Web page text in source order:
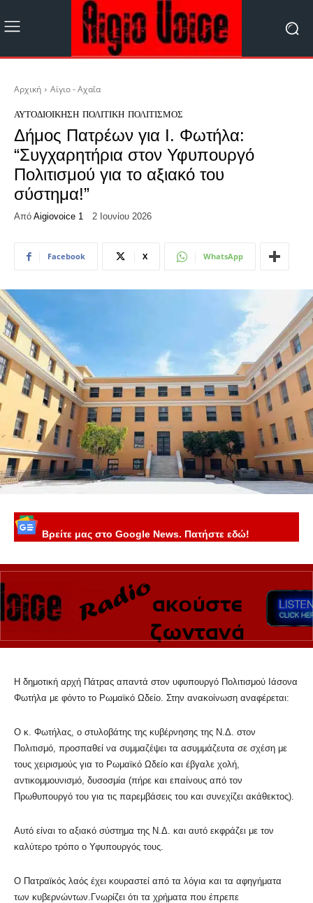
Αρχική Αίγιο - Αχαΐα
ΑΥΤΟΔΙΟΊΚΗΣΗ ΠΟΛΙΤΙΚΉ ΠΟΛΙΤΙΣΜΌΣ
Δήμος Πατρέων για Ι. Φωτήλα:
“Συγχαρητήρια στον Υφυπουργό
Πολιτισμού για το αξιακό του
σύστημα!”
Από Aigiovoice 1 2 Ιουνίου 2026
Facebook X WhatsApp
Βρείτε μας στο Google News. Πατήστε εδώ!
Η δημοτική αρχή Πάτρας απαντά στον υφυπουργό Πολιτισμού Ιάσονα
Φωτήλα με φόντο το Ρωμαϊκό Ωδείο. Στην ανακοίνωση αναφέρεται:
Ο κ. Φωτήλας, ο στυλοβάτης της κυβέρνησης της Ν.Δ. στον
Πολιτισμό, προσπαθεί να συμμαζέψει τα ασυμμάζευτα σε σχέση με
τους χειρισμούς για το Ρωμαϊκό Ωδείο και έβγαλε χολή,
αντικομμουνισμό, δυσοσμία (πήρε και επαίνους από τον
Πρωθυπουργό του για τις παρεμβάσεις του και συνεχίζει ακάθεκτος).
Αυτό είναι το αξιακό σύστημα της Ν.Δ. και αυτό εκφράζει με τον
καλύτερο τρόπο ο Υφυπουργός τους.
Ο Πατραϊκός λαός έχει κουραστεί από τα λόγια και τα αφηγήματα
των κυβερνώντων.Γνωρίζει ότι τα χρήματα που έπρεπε